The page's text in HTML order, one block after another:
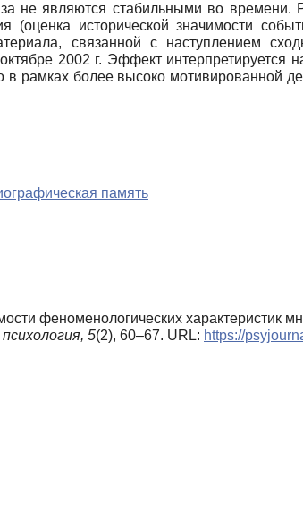
не являются стабильными во времени.
(оценка исторической значимости
связанной с наступлением
2002 г. Эффект
в рамках более высоко мотивированной
память
феноменологических характеристик
5(2), 60–67. URL: https://